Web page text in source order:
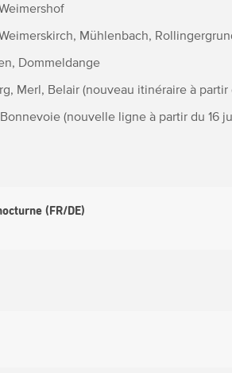
Mühlenbach,
Dommeldange
Merl, Belair (nouveau itinéraire à
(nouvelle ligne à partir du 16
(FR/DE)